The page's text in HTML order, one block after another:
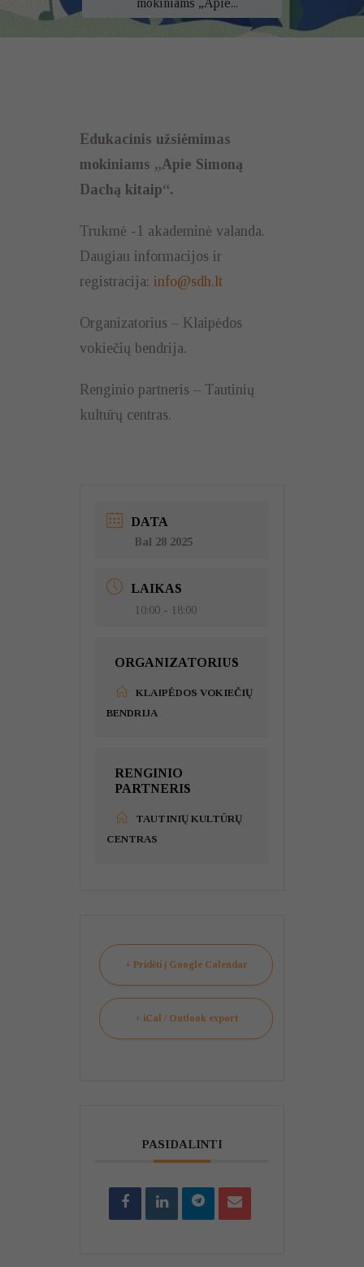
Edukacinis užsiėmimas
mokiniams „Apie Simoną
Dachą kitaip“.
Trukmė -1 akademinė valanda.
Daugiau informacijos ir
registracija: info@sdh.lt
Organizatorius – Klaipėdos
vokiečių bendrija.
Renginio partneris – Tautinių
kultūrų centras.
DATA
Bal 28 2025
LAIKAS
10:00 - 18:00
ORGANIZATORIUS
KLAIPĖDOS VOKIEČIŲ
BENDRIJA
RENGINIO
PARTNERIS
TAUTINIŲ KULTŪRŲ
CENTRAS
+ Pridėti į Google Calendar
+ iCal / Outlook export
PASIDALINTI